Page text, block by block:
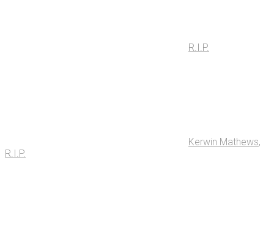
R.I.P.
Kerwin Mathews,
R.I.P.